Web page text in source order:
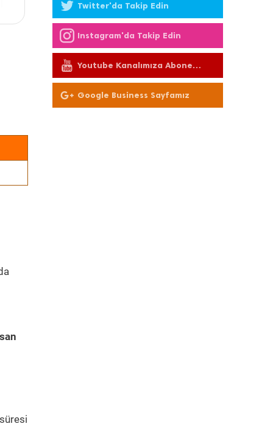
Twitter'da Takip Edin
Instagram'da Takip Edin
Youtube Kanalımıza Abone
Olun
Google Business Sayfamız